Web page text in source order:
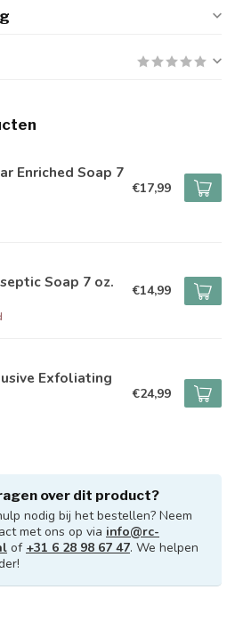
Enriched Soap 7
€17,99
Soap 7 oz. €14,99
Exfoliating
€24,99
over dit product?
nodig bij het bestellen? Neem
met ons op via info@rc-
of +31 6 28 98 67 47. We helpen